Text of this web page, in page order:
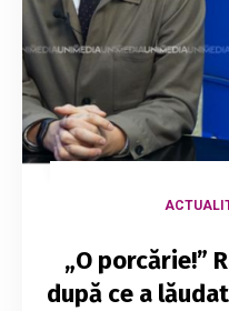
„O porcărie!”
după ce a